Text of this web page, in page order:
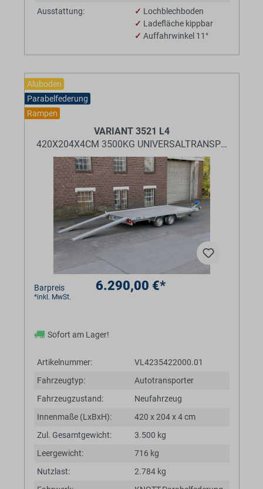
Ausstattung:
✓ Lochblechboden
✓ Ladefläche kippbar
✓ Auffahrwinkel 11°
Aluboden
Parabelfederung
Rampen
VARIANT 3521 L4
420X204X4CM 3500KG UNIVERSALTRANSPORTER
Barpreis 6.290,00 €*
*inkl. MwSt.
Sofort am Lager!
Artikelnummer:
VL4235422000.01
Fahrzeugtyp:
Autotransporter
Fahrzeugzustand:
Neufahrzeug
Innenmaße (LxBxH):
420 x 204 x 4 cm
Zul. Gesamtgewicht:
3.500 kg
Leergewicht:
716 kg
Nutzlast:
2.784 kg